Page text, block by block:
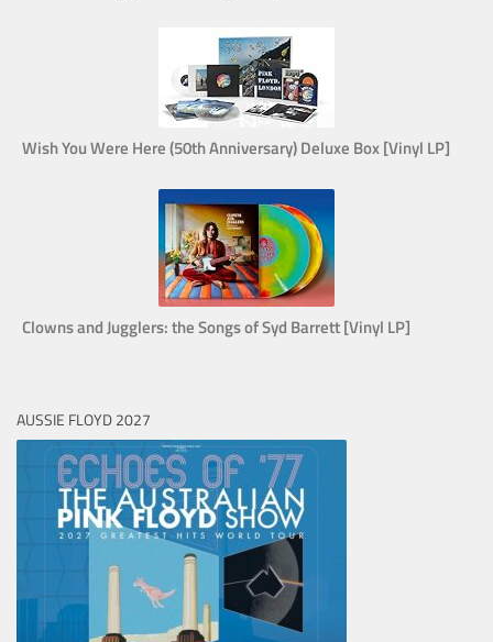
Wish You Were Here (50th Anniversary) Deluxe Box [Vinyl LP]
Clowns and Jugglers: the Songs of Syd Barrett [Vinyl LP]
AUSSIE FLOYD 2027